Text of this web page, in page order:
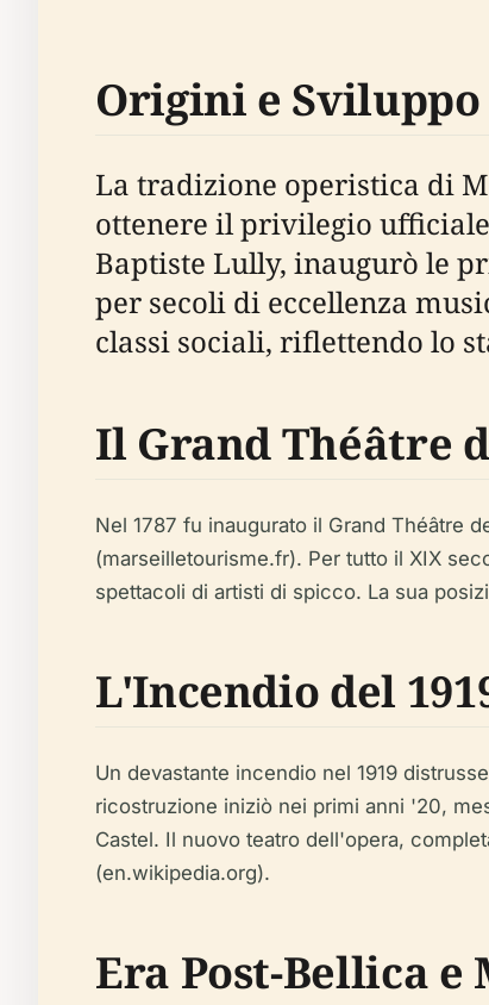
Origini e
La tradizione operistica di
ottenere il privilegio
Baptiste Lully, inaugurò le
per secoli di eccellenza
classi sociali, riflettendo lo
Il Grand Théâtre
Nel 1787 fu inaugurato il Grand Théâtre
(marseilletourisme.fr). Per tutto il XIX
spettacoli di artisti di spicco. La sua
L'Incendio del
Un devastante incendio nel 1919
ricostruzione iniziò nei primi anni '20,
Castel. Il nuovo teatro dell'opera,
(en.wikipedia.org).
Era Post-Bellica